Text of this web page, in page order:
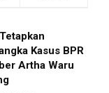
Kasus BPR
Artha Waru